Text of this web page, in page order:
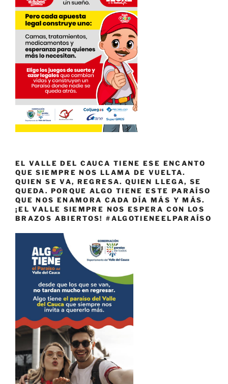
EL VALLE DEL CAUCA TIENE ESE ENCANTO
QUE SIEMPRE NOS LLAMA DE VUELTA.
QUIEN SE VA, REGRESA. QUIEN LLEGA, SE
QUEDA. PORQUE ALGO TIENE ESTE PARAÍSO
QUE NOS ENAMORA CADA DÍA MÁS Y MÁS.
¡EL VALLE SIEMPRE NOS ESPERA CON LOS
BRAZOS ABIERTOS! #ALGOTIENEELPARAÍSO